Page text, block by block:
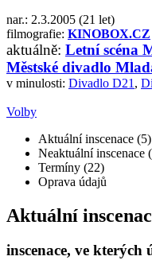
nar.: 2.3.2005 (21 let)
filmografie: KINOBOX.CZ
aktuálně: Letní scéna
Městské divadlo
v minulosti: Divadlo D21 ,
Volby
Aktuální inscenace (5)
Neaktuální inscenace
Termíny (22)
Oprava údajů
Aktuální
inscenace, ve kterých